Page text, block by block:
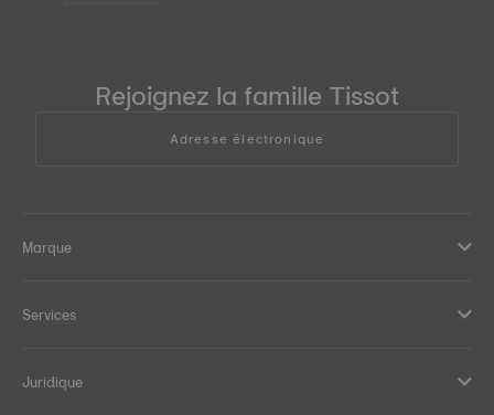
Rejoignez la famille Tissot
Adresse électronique
Marque
Services
Juridique